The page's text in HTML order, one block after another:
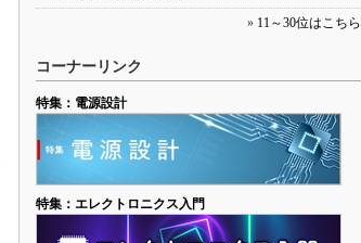
» 11～30位はこちら
コーナーリンク
特集：電源設計
特集：エレクトロニクス入門